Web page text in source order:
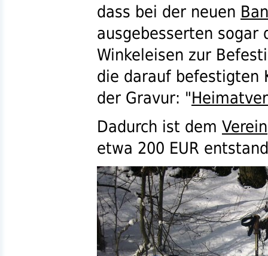
dass bei der neuen
ausgebesserten
Winkeleisen zur
die darauf befestigten
der Gravur: "
Dadurch ist dem Verein
etwa 200 EUR